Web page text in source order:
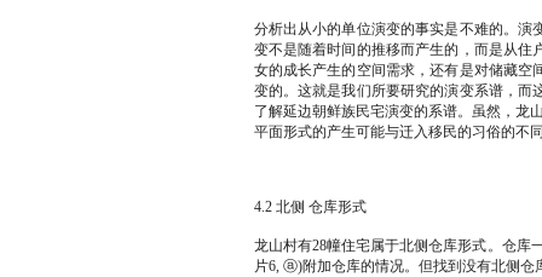
分析出从小的单位演变的事实是不难的。
变不是随着时间的推移而产生的，而是从
女的成长产生的空间需求，还有是对储藏
变的。这就是我们所要研究的演变系谱，
了解延边朝鲜族民宅演变的系谱。虽然，龙
平面形式的产生可能与迁入移民的习俗的不
4.2 北侧 仓库形式
龙山村有28幢住宅属于北侧仓库形式。仓库
片6, ⓐ)附加仓库的情况。但找到没有北侧